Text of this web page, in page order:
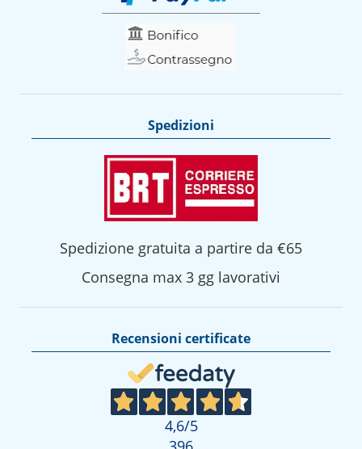
Spedizioni
Spedizione gratuita a partire da €65
Consegna max 3 gg lavorativi
Recensioni certificate
4,6/5